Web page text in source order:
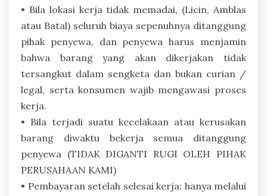
• Bila lokasi kerja tidak memadai, (Licin, Amblas
atau Batal) seluruh biaya sepenuhnya ditanggung
pihak penyewa, dan penyewa harus menjamin
bahwa barang yang akan dikerjakan tidak
tersangkut dalam sengketa dan bukan curian /
legal, serta konsumen wajib mengawasi proses
kerja.
• Bila terjadi suatu kecelakaan atau kerusakan
barang diwaktu bekerja semua ditanggung
penyewa (TIDAK DIGANTI RUGI OLEH PIHAK
PERUSAHAAN KAMI)
• Pembayaran setelah selesai kerja: hanya melalui